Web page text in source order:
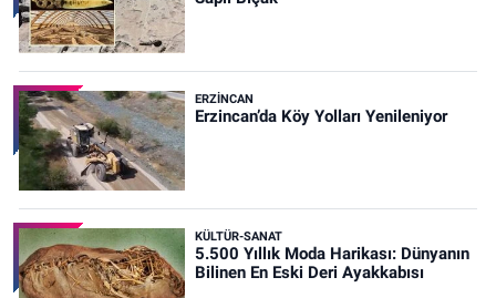
ERZINCAN
Erzincan’da Köy Yolları Yenileniyor
KÜLTÜR-SANAT
5.500 Yıllık Moda Harikası: Dünyanın
Bilinen En Eski Deri Ayakkabısı